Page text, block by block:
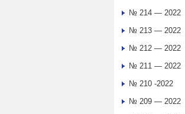
№ 214 — 2022
№ 213 — 2022
№ 212 — 2022
№ 211 — 2022
№ 210 -2022
№ 209 — 2022